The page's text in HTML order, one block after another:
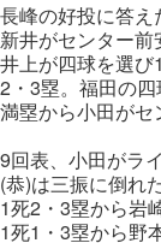
長峰の好投に答
新井がセンター前
井上が四球を選
2・3塁。福田の四
満塁から小田がセ
9回表、小田がラ
(恭)は三振に倒れ
1死2・3塁から岩
1死1・3塁から野